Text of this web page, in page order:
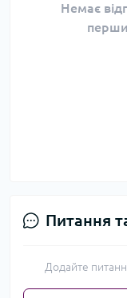
Немає
Питання
Додайте